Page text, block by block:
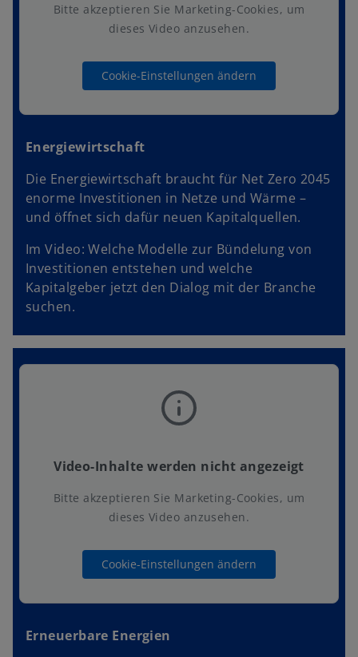
Bitte akzeptieren Sie Marketing-Cookies, um
dieses Video anzusehen.
Cookie-Einstellungen ändern
Energiewirtschaft
Die Energiewirtschaft braucht für Net Zero 2045
enorme Investitionen in Netze und Wärme –
und öffnet sich dafür neuen Kapitalquellen.
Im Video: Welche Modelle zur Bündelung von
Investitionen entstehen und welche
Kapitalgeber jetzt den Dialog mit der Branche
suchen.
Video-Inhalte werden nicht angezeigt
Bitte akzeptieren Sie Marketing-Cookies, um
dieses Video anzusehen.
Cookie-Einstellungen ändern
Erneuerbare Energien